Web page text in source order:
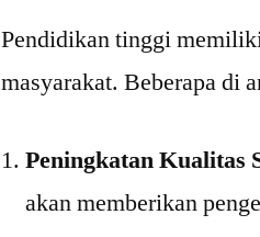
Pendidikan tinggi
masyarakat. Beberapa di
Peningkatan Kualitas
akan memberikan